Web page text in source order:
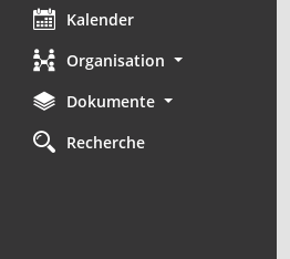
Kalender
Organisation
Dokumente
Recherche